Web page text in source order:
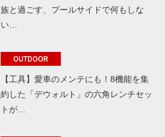
族と過ごす、プールサイドで何もしな
い…
OUTDOOR
【工具】愛車のメンテにも！8機能を集
約した「デウォルト」の六角レンチセッ
トが…